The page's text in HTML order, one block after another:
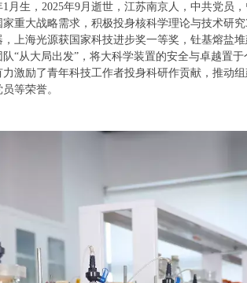
月生，2025年9月逝世，江苏南京人，中共党员
重大战略需求，积极投身核科学理论与技术研
上海光源获国家科技进步奖一等奖，钍基熔盐
“从大局出发”，将大科学装置的安全与卓越置
激励了青年科技工作者投身科研作贡献，推动
等荣誉。